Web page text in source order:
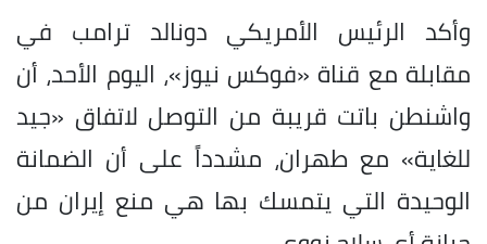
وأكد الرئيس الأمريكي دونالد ترامب في
مقابلة مع قناة «فوكس نيوز»، اليوم الأحد، أن
واشنطن باتت قريبة من التوصل لاتفاق «جيد
للغاية» مع طهران، مشدداً على أن الضمانة
الوحيدة التي يتمسك بها هي منع إيران من